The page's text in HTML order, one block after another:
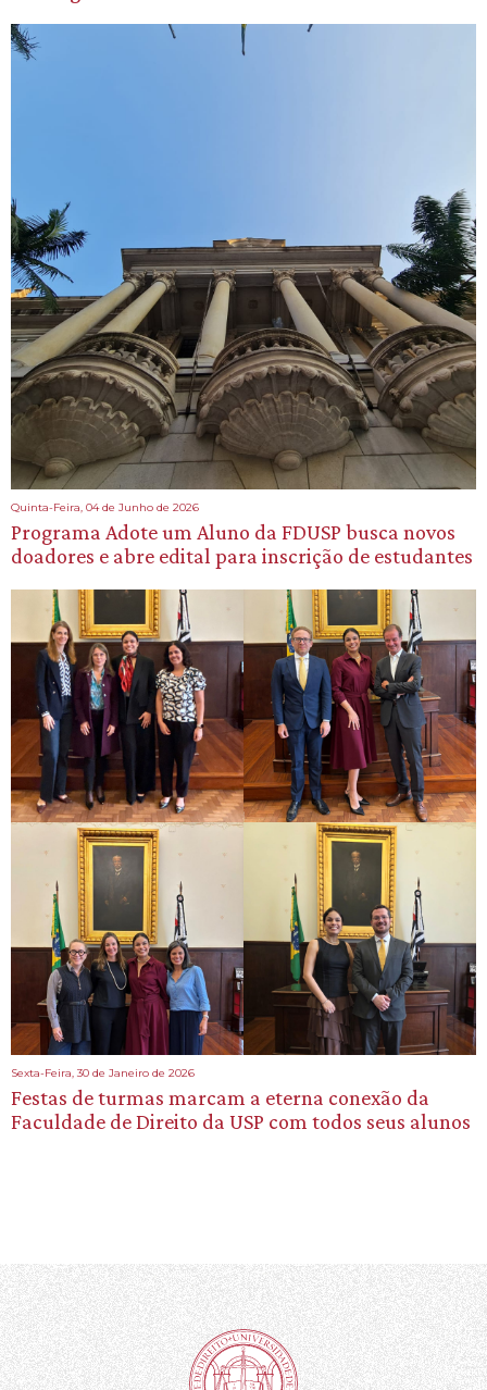
Quinta-Feira, 04 de Junho de 2026
Programa Adote um Aluno da FDUSP busca novos
doadores e abre edital para inscrição de estudantes
Sexta-Feira, 30 de Janeiro de 2026
Festas de turmas marcam a eterna conexão da
Faculdade de Direito da USP com todos seus alunos